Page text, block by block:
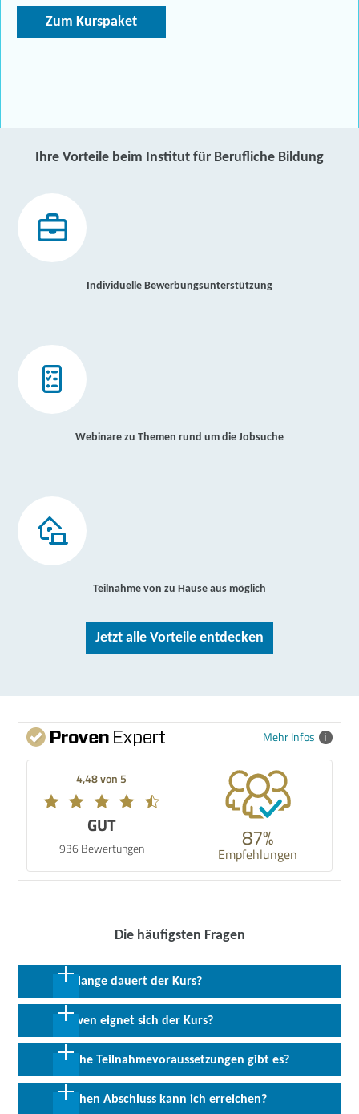
Zum Kurspaket
Ihre Vorteile beim Institut für Berufliche Bildung
Individuelle Bewerbungsunterstützung
Webinare zu Themen rund um die Jobsuche
Teilnahme von zu Hause aus möglich
Jetzt alle Vorteile entdecken
Mehr Infos
4,48 von 5
GUT
936 Bewertungen 87%
Empfehlungen
Die häufigsten Fragen
Wie lange dauert der Kurs?
2 Wochen in Vollzeit; 4 Wochen in Teilzeit
Für wen eignet sich der Kurs?
Das Angebot richtet sich an Quer- oder Wiedereinsteiger/-innen
mit gutem Praxiswissen in der Finanzbuchführung.
Welche Teilnahmevoraussetzungen gibt es?
Neben einem allgemeinbildenden Schulabschluss SEK I und guten
Welchen Abschluss kann ich erreichen?